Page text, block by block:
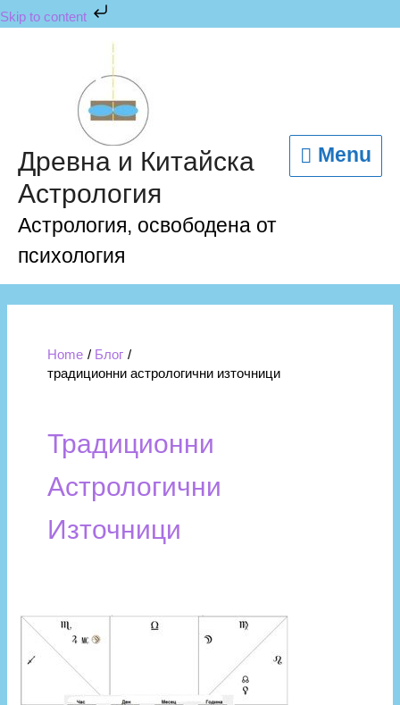
Skip to content
Skip
to
Древна и Китайска
Астрология
Астрология, освободена от
психология
Menu
Home
Блог
традиционни астрологични източници
Традиционни
Астрологични
Източници
Продължителността
традициите